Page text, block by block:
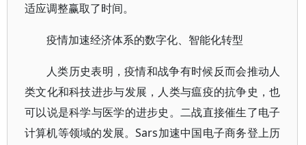
适应调整赢取了时间。
疫情加速经济体系的数字化、智能化转型
人类历史表明，疫情和战争有时候反而会推动人
类文化和科技进步与发展，人类与瘟疫的抗争史，也
可以说是科学与医学的进步史。二战直接催生了电子
计算机等领域的发展。Sars加速中国电子商务登上历